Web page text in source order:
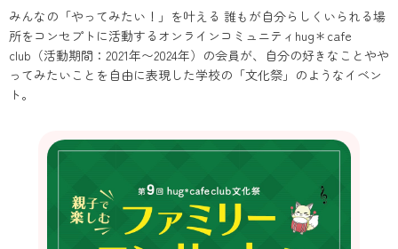
みんなの「やってみたい！」を叶える 誰もが自分らしくいられる場
所をコンセプトに活動するオンラインコミュニティhug＊cafe
club（活動期間：2021年〜2024年）の会員が、自分の好きなことやや
ってみたいことを自由に表現した学校の「文化祭」のようなイベン
ト。